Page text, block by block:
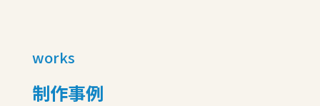
works
制作事例